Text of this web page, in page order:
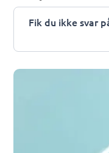
Fik du ikke svar